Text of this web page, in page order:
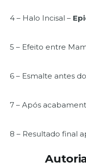
4 – Halo Incisal –
5 – Efeito entre
6 – Esmalte antes
7 – Após
8 – Resultado final